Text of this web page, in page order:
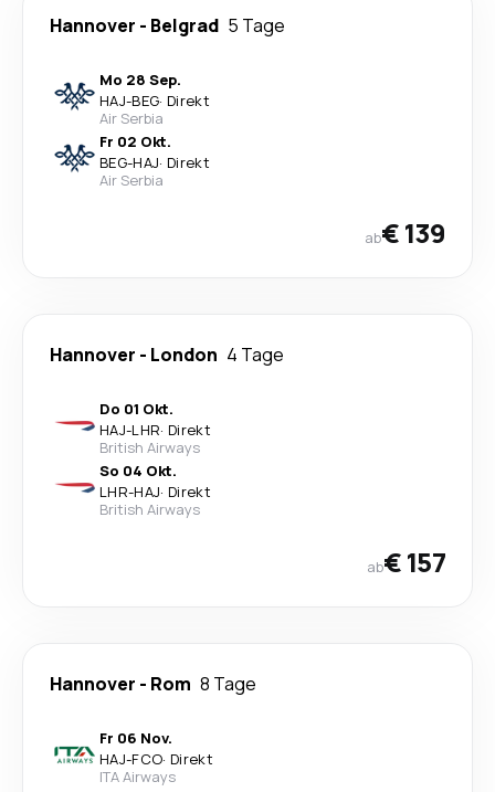
Hannover - Belgrad 5 Tage
Mo 28 Sep.
HAJ-BEG· Direkt
Air Serbia
Fr 02 Okt.
BEG-HAJ· Direkt
Air Serbia
ab€ 139
Hannover - London 4 Tage
Do 01 Okt.
HAJ-LHR· Direkt
British Airways
So 04 Okt.
LHR-HAJ· Direkt
British Airways
ab€ 157
Hannover - Rom 8 Tage
Fr 06 Nov.
HAJ-FCO· Direkt
ITA Airways